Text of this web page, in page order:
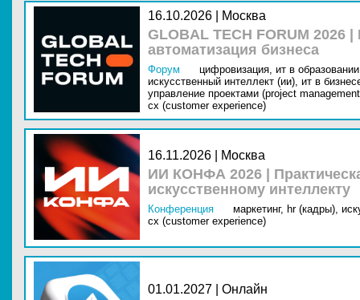
16.10.2026 | Москва
GLOBAL TECH FORUM
автоматизация бизнеса
Форум цифровизация, ит в
искусственный интеллект (ии), ит в
управление проектами (project
cx (customer experience)
16.11.2026 | Москва
ИИ КОНФА 2026 |
искусственному интеллекту
Конференция маркетинг, hr (кадры),
cx (customer experience)
01.01.2027 | Онлайн